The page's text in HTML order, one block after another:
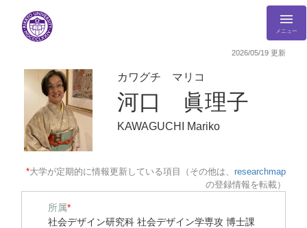
メニュー
2026/05/19 更新
カワグチ マリコ
河口 眞理子
KAWAGUCHI Mariko
*大学が定期的に情報更新している項目（その他は、 researchmap
の登録情報を転載）
所属*
社会デザイン研究科 社会デザイン学専攻 博士課